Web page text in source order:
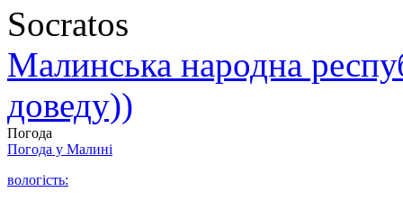
Socratos
Малинська народна
доведу))
Погода
Погода у Малині
вологість: